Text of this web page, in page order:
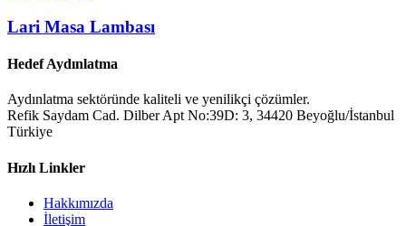
Lari Masa Lambası
Hedef Aydınlatma
Aydınlatma sektöründe kaliteli ve yenilikçi çözümler.
Refik Saydam Cad. Dilber Apt No:39D: 3, 34420 Beyoğlu/İstanbul
Türkiye
Hızlı Linkler
Hakkımızda
İletişim